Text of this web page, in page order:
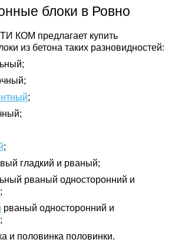
блоки в Ровно
КОМ предлагает купить
из бетона таких разновидностей:
;
;
гладкий и рваный;
рваный односторонний и
рваный односторонний и
и половинка половинки.